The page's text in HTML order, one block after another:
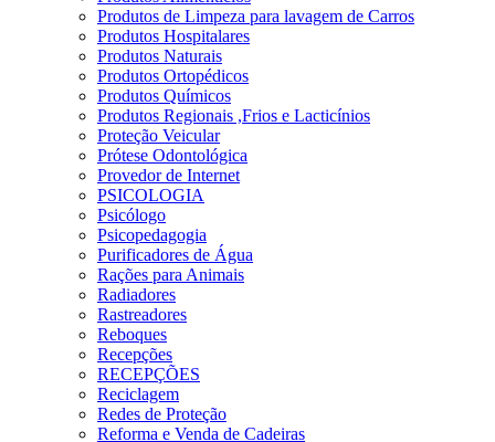
Produtos de Limpeza para lavagem de Carros
Produtos Hospitalares
Produtos Naturais
Produtos Ortopédicos
Produtos Químicos
Produtos Regionais ,Frios e Lacticínios
Proteção Veicular
Prótese Odontológica
Provedor de Internet
PSICOLOGIA
Psicólogo
Psicopedagogia
Purificadores de Água
Rações para Animais
Radiadores
Rastreadores
Reboques
Recepções
RECEPÇÕES
Reciclagem
Redes de Proteção
Reforma e Venda de Cadeiras